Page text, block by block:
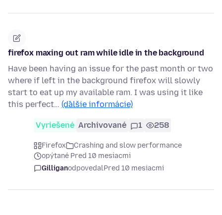
firefox maxing out ram while idle in the background
Have been having an issue for the past month or two
where if left in the background firefox will slowly
start to eat up my available ram. I was using it like
this perfect… (ďalšie informácie)
Vyriešené Archivované 1 258
Firefox
Crashing and slow performance
opýtané Pred 10 mesiacmi
GilliganodpovedalPred 10 mesiacmi